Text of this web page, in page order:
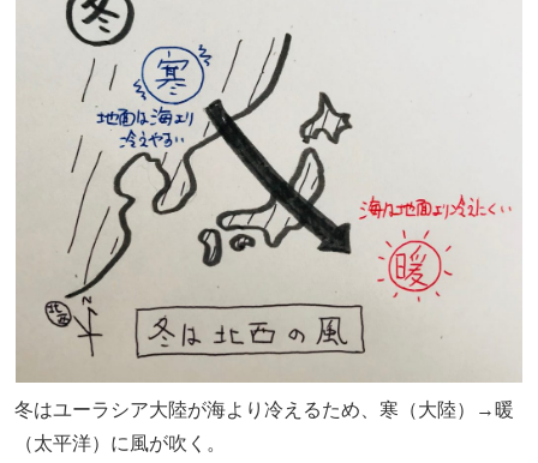
冬はユーラシア大陸が海より冷えるため、寒（大陸）→暖
（太平洋）に風が吹く。